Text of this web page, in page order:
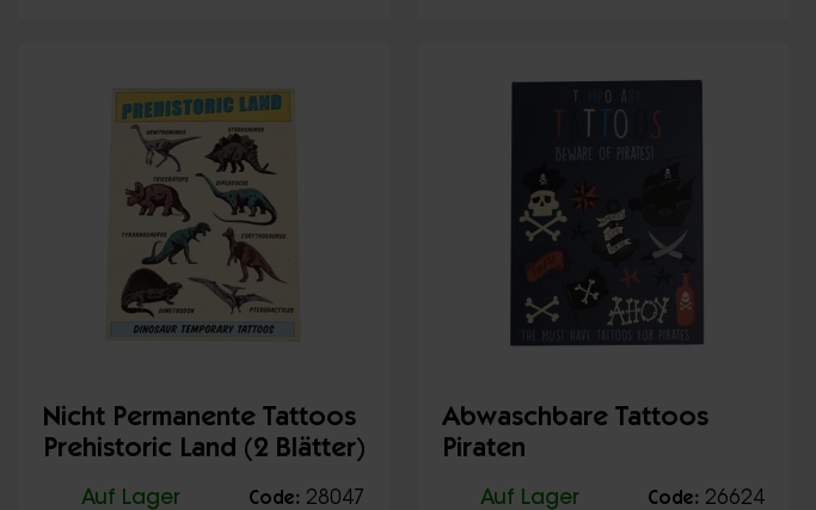
Nicht Permanente Tattoos
Prehistoric Land (2 Blätter)
Auf Lager Code: 28047
Abwaschbare Tattoos
Piraten
Auf Lager Code: 26624